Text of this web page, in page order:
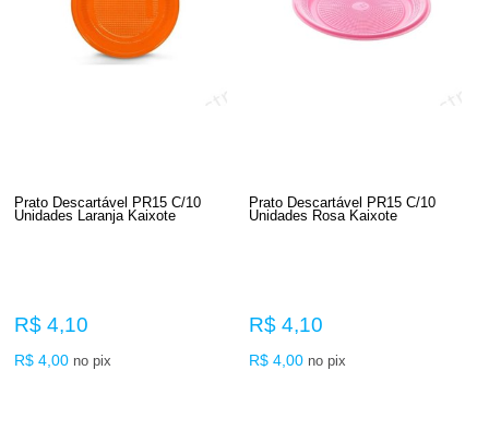
Prato Descartável PR15 C/10
Unidades Laranja Kaixote
R$ 4,10
R$ 4,00 no pix
Prato Descartável PR15 C/10
Unidades Rosa Kaixote
R$ 4,10
R$ 4,00 no pix